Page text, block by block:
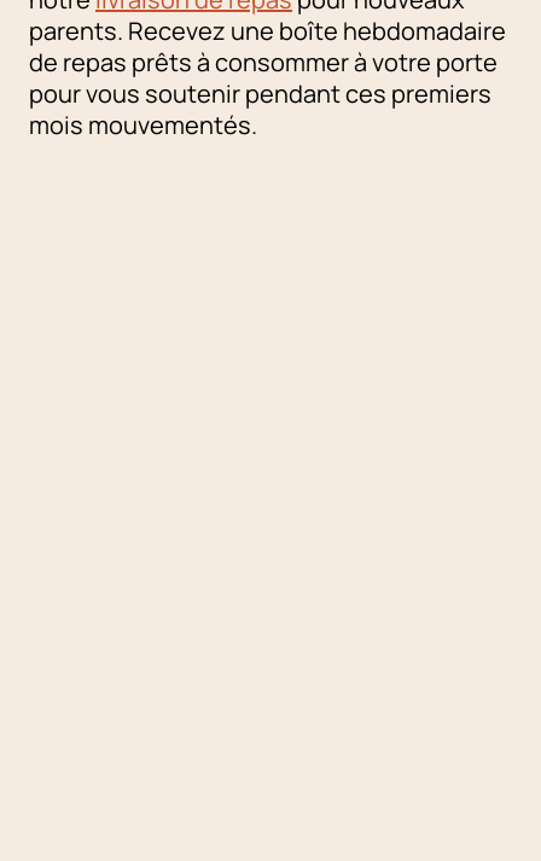
parents. Recevez une boîte hebdomadaire
de repas prêts à consommer à votre porte
pour vous soutenir pendant ces premiers
mois mouvementés.